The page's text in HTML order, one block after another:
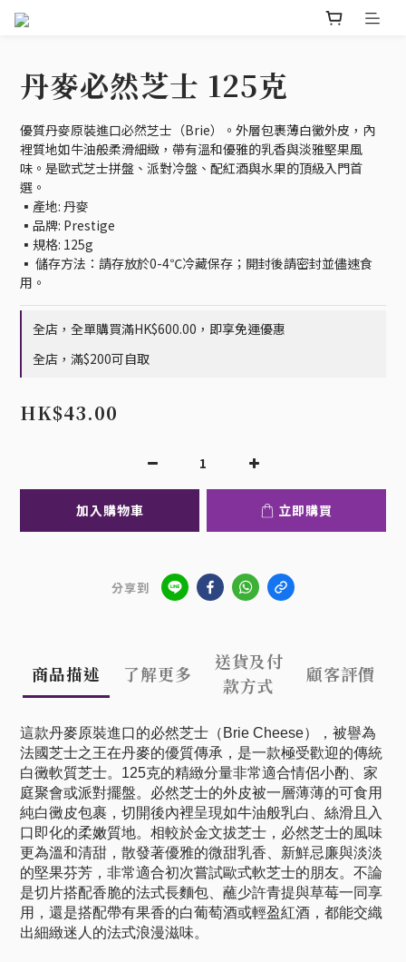
丹麥必然芝士 125克
優質丹麥原裝進口必然芝士（Brie）。外層包裹薄白黴外皮，內
裡質地如牛油般柔滑細緻，帶有溫和優雅的乳香與淡雅堅果風
味。是歐式芝士拼盤、派對冷盤、配紅酒與水果的頂級入門首
選。
▪️產地: 丹麥
▪️品牌: Prestige
▪️規格: 125g
▪️ 儲存方法：請存放於0-4℃冷藏保存；開封後請密封並儘速食
用。
全店，全單購買滿HK$600.00，即享免運優惠
全店，滿$200可自取
HK$43.00
加入購物車 立即購買
分享到
商品描述 了解更多
送貨及付
款方式
顧客評價
這款丹麥原裝進口的必然芝士（Brie Cheese），被譽為
法國芝士之王在丹麥的優質傳承，是一款極受歡迎的傳統
白黴軟質芝士。125克的精緻分量非常適合情侶小酌、家
庭聚會或派對擺盤。必然芝士的外皮被一層薄薄的可食用
純白黴皮包裹，切開後內裡呈現如牛油般乳白、絲滑且入
口即化的柔嫩質地。相較於金文拔芝士，必然芝士的風味
更為溫和清甜，散發著優雅的微甜乳香、新鮮忌廉與淡淡
的堅果芬芳，非常適合初次嘗試歐式軟芝士的朋友。不論
是切片搭配香脆的法式長麵包、蘸少許青提與草莓一同享
用，還是搭配帶有果香的白葡萄酒或輕盈紅酒，都能交織
出細緻迷人的法式浪漫滋味。